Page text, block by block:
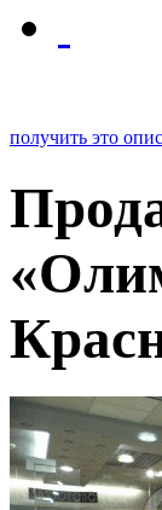
получить это